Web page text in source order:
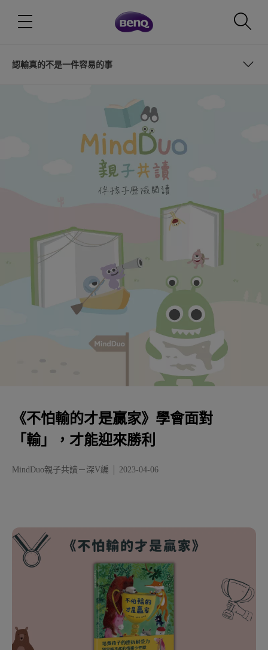
認輸真的不是一件容易的事
《不怕輸的才是贏家》學會面對
「輸」，才能迎來勝利
MindDuo親子共讀－深V編 2023-04-06